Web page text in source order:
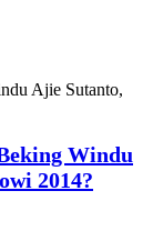
Windu
2014?